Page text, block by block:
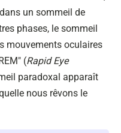
un sommeil de
phases, le sommeil
mouvements oculaires
(Rapid Eye
paradoxal apparaît
nous rêvons le